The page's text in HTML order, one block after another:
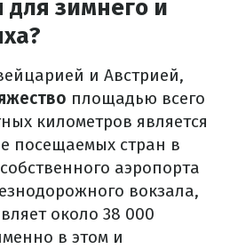
зимнего и
и Австрией,
площадью всего
километров является
посещаемых стран в
аэропорта
вокзала,
около 38 000
в этом и